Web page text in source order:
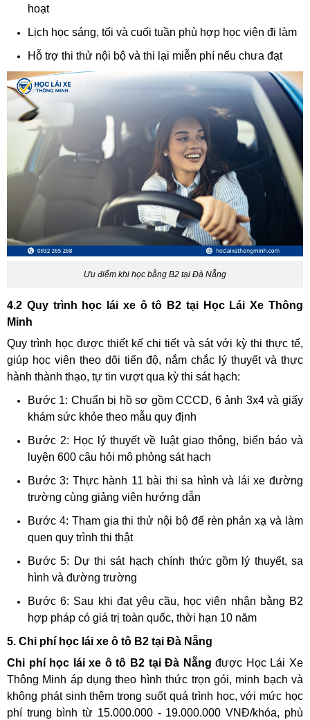
hoạt
Lịch học sáng, tối và cuối tuần phù hợp học viên đi làm
Hỗ trợ thi thử nội bộ và thi lại miễn phí nếu chưa đạt
Ưu điểm khi học bằng B2 tại Đà Nẵng
4.2 Quy trình học lái xe ô tô B2 tại Học Lái Xe Thông
Minh
Quy trình học được thiết kế chi tiết và sát với kỳ thi thực tế,
giúp học viên theo dõi tiến độ, nắm chắc lý thuyết và thực
hành thành thạo, tự tin vượt qua kỳ thi sát hạch:
Bước 1: Chuẩn bị hồ sơ gồm CCCD, 6 ảnh 3x4 và giấy
khám sức khỏe theo mẫu quy định
Bước 2: Học lý thuyết về luật giao thông, biển báo và
luyện 600 câu hỏi mô phỏng sát hạch
Bước 3: Thực hành 11 bài thi sa hình và lái xe đường
trường cùng giảng viên hướng dẫn
Bước 4: Tham gia thi thử nội bộ để rèn phản xạ và làm
quen quy trình thi thật
Bước 5: Dự thi sát hạch chính thức gồm lý thuyết, sa
hình và đường trường
Bước 6: Sau khi đạt yêu cầu, học viên nhận bằng B2
hợp pháp có giá trị toàn quốc, thời hạn 10 năm
5. Chi phí học lái xe ô tô B2 tại Đà Nẵng
Chi phí học lái xe ô tô B2 tại Đà Nẵng được Học Lái Xe
Thông Minh áp dụng theo hình thức trọn gói, minh bạch và
không phát sinh thêm trong suốt quá trình học, với mức học
phí trung bình từ 15.000.000 - 19.000.000 VNĐ/khóa, phù